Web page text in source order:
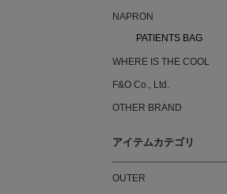
NAPRON
PATIENTS BAG
WHERE IS THE COOL
F&O Co., Ltd.
OTHER BRAND
アイテムカテゴリ
OUTER